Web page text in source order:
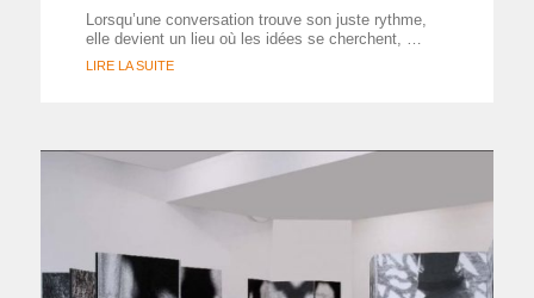
Lorsqu’une conversation trouve son juste rythme,
elle devient un lieu où les idées se cherchent, …
LIRE LA SUITE